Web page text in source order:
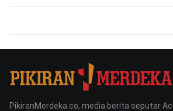
PikiranMerdeka.co, media berita seputar